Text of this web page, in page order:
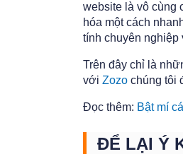
website là vô cùng
hóa một cách
tính chuyên nghiệp
Trên đây chỉ là
với Zozo chúng tôi
Đọc thêm: Bật mí
ĐỂ LẠI Ý